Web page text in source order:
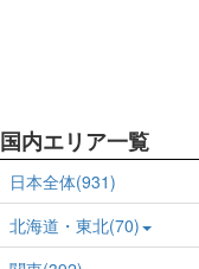
国内エリア一覧
日本全体(931)
北海道・東北(70)